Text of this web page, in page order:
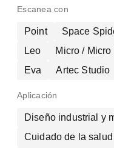
Escanea con
Point
Space
Leo
Micro / Micro II
Eva
Artec Studio
Aplicación
Diseño industrial y
Cuidado de la salud